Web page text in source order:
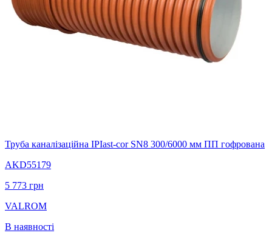
Труба каналізаційна IPIast-cor SN8 300/6000 мм ПП гофрована
AKD55179
5 773 грн
VALROM
В наявності